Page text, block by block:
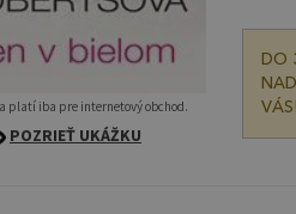
platí iba pre internetový obchod.
POZRIEŤ UKÁŽKU
DO
VÁS!